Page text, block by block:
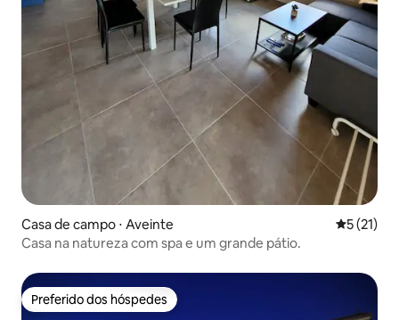
Casa de campo ⋅ Aveinte 5 de uma
5 (21)
Casa na natureza com spa e um grande pátio.
Preferido dos hóspedes
Preferido dos hóspedes